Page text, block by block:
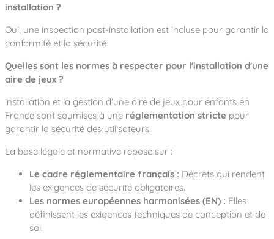
installation ?
Oui, une inspection post-installation est incluse pour garantir la
conformité et la sécurité.
Quelles sont les normes à respecter pour l'installation d'une
aire de jeux ?
installation et la gestion d'une aire de jeux pour enfants en
France sont soumises à une réglementation stricte pour
garantir la sécurité des utilisateurs.
La base légale et normative repose sur :
Le cadre réglementaire français : Décrets qui rendent
les exigences de sécurité obligatoires.
Les normes européennes harmonisées (EN) : Elles
définissent les exigences techniques de conception et de
sol.